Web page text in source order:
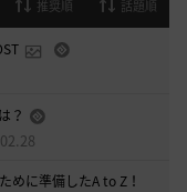
推奨順 話題順
？
めに準備したA to Z！